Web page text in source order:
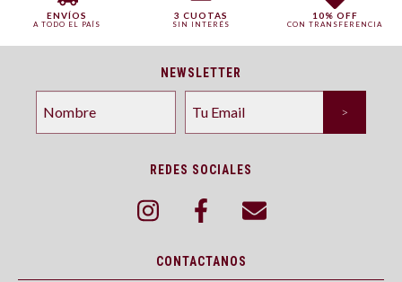
ENVÍOS
A TODO EL PAÍS
3 CUOTAS
SIN INTERÉS
10% OFF
CON TRANSFERENCIA
NEWSLETTER
REDES SOCIALES
CONTACTANOS